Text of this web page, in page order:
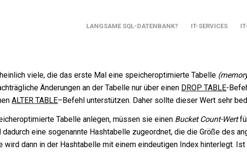
LANGSAME SQL-DATENBANK? IT-SERVICES
viele, die das erste Mal eine speicheroptimierte Tabelle
Änderungen an der Tabelle nur über einen DROP TABLE-
ALTER TABLE–Befehl unterstützen. Daher sollte dieser Wert sehr
Tabelle anlegen, müssen sie einen Bucket Count-Wert
eine sogenannte Hashtabelle zugeordnet, die die Größe des
wird dann in der Hashtabelle mit einem eindeutigen Index hinterlegt.